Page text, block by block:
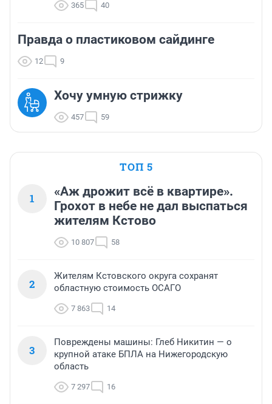
365 40
Правда о пластиковом сайдинге
12 9
Хочу умную стрижку
457 59
ТОП 5
1
«Аж дрожит всё в квартире».
Грохот в небе не дал выспаться
жителям Кстово
10 807 58
2
Жителям Кстовского округа сохранят
областную стоимость ОСАГО
7 863 14
3
Повреждены машины: Глеб Никитин — о
крупной атаке БПЛА на Нижегородскую
область
7 297 16